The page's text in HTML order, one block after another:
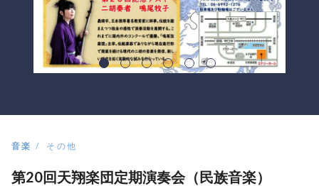
音楽 その他
第20回天翔楽団定期演奏会（民族音楽）